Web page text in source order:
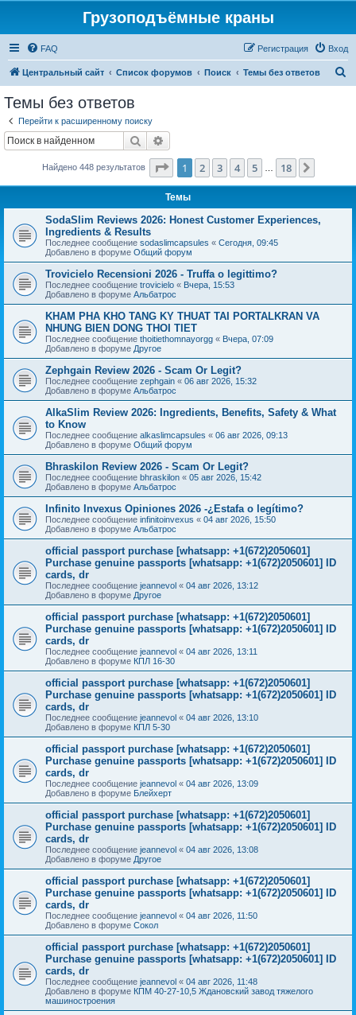
Грузоподъёмные краны
FAQ Вход
Регистрация
Центральный сайт Список форумов Поиск Темы без ответов
Темы без ответов
Перейти к расширенному поиску
Поиск
Найдено 448 результатов Страница из 18
1 2 3 4 5 18
Темы
SodaSlim Reviews 2026: Honest Customer Experiences,
Ingredients & Results
Последнее сообщение sodaslimcapsules « Сегодня, 09:45
Добавлено в форуме Общий форум
Trovicielo Recensioni 2026 - Truffa o legittimo?
Последнее сообщение trovicielo « Вчера, 15:53
Добавлено в форуме Альбатрос
KHAM PHA KHO TANG KY THUAT TAI PORTALKRAN VA
NHUNG BIEN DONG THOI TIET
Последнее сообщение thoitiethomnayorgg « Вчера, 07:09
Добавлено в форуме Другое
Zephgain Review 2026 - Scam Or Legit?
Последнее сообщение zephgain « 06 авг 2026, 15:32
Добавлено в форуме Альбатрос
AlkaSlim Review 2026: Ingredients, Benefits, Safety & What
to Know
Последнее сообщение alkaslimcapsules « 06 авг 2026, 09:13
Добавлено в форуме Общий форум
Bhraskilon Review 2026 - Scam Or Legit?
Последнее сообщение bhraskilon « 05 авг 2026, 15:42
Добавлено в форуме Альбатрос
Infinito Invexus Opiniones 2026 -¿Estafa o legítimo?
Последнее сообщение infinitoinvexus « 04 авг 2026, 15:50
Добавлено в форуме Альбатрос
official passport purchase [whatsapp: +1(672)2050601]
Purchase genuine passports [whatsapp: +1(672)2050601] ID
cards, dr
Последнее сообщение jeannevol « 04 авг 2026, 13:12
Добавлено в форуме Другое
official passport purchase [whatsapp: +1(672)2050601]
Purchase genuine passports [whatsapp: +1(672)2050601] ID
cards, dr
Последнее сообщение jeannevol « 04 авг 2026, 13:11
Добавлено в форуме КПЛ 16-30
official passport purchase [whatsapp: +1(672)2050601]
Purchase genuine passports [whatsapp: +1(672)2050601] ID
cards, dr
Последнее сообщение jeannevol « 04 авг 2026, 13:10
Добавлено в форуме КПЛ 5-30
official passport purchase [whatsapp: +1(672)2050601]
Purchase genuine passports [whatsapp: +1(672)2050601] ID
cards, dr
Последнее сообщение jeannevol « 04 авг 2026, 13:09
Добавлено в форуме Блейхерт
official passport purchase [whatsapp: +1(672)2050601]
Purchase genuine passports [whatsapp: +1(672)2050601] ID
cards, dr
Последнее сообщение jeannevol « 04 авг 2026, 13:08
Добавлено в форуме Другое
official passport purchase [whatsapp: +1(672)2050601]
Purchase genuine passports [whatsapp: +1(672)2050601] ID
cards, dr
Последнее сообщение jeannevol « 04 авг 2026, 11:50
Добавлено в форуме Сокол
official passport purchase [whatsapp: +1(672)2050601]
Purchase genuine passports [whatsapp: +1(672)2050601] ID
cards, dr
Последнее сообщение jeannevol « 04 авг 2026, 11:48
Добавлено в форуме КПМ 40-27-10,5 Ждановский завод тяжелого
машиностроения